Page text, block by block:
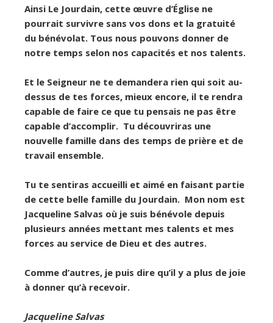
Ainsi Le Jourdain, cette œuvre d’Église ne
pourrait survivre sans vos dons et la gratuité
du bénévolat. Tous nous pouvons donner de
notre temps selon nos capacités et nos talents.
Et le Seigneur ne te demandera rien qui soit au-
dessus de tes forces, mieux encore, il te rendra
capable de faire ce que tu pensais ne pas être
capable d’accomplir. Tu découvriras une
nouvelle famille dans des temps de prière et de
travail ensemble.
Tu te sentiras accueilli et aimé en faisant partie
de cette belle famille du Jourdain. Mon nom est
Jacqueline Salvas où je suis bénévole depuis
plusieurs années mettant mes talents et mes
forces au service de Dieu et des autres.
Comme d’autres, je puis dire qu’il y a plus de joie
à donner qu’à recevoir.
Jacqueline Salvas